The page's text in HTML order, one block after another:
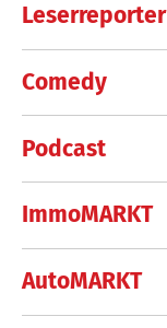
Leserreporter
Comedy
Podcast
ImmoMARKT
AutoMARKT